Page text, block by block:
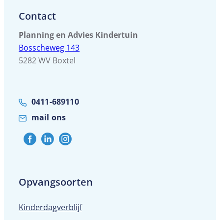
Contact
Planning en Advies Kindertuin
Bosscheweg 143
5282 WV Boxtel
0411-689110
mail ons
Opvangsoorten
Kinderdagverblijf